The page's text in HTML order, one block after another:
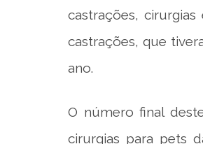
castrações,
castrações, que
ano.
O número final
cirurgias para pets